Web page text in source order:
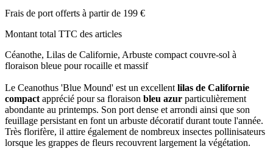
Frais de port offerts à partir de 199 €
Montant total TTC des articles
Céanothe, Lilas de Californie, Arbuste compact couvre-sol à
floraison bleue pour rocaille et massif
Le Ceanothus 'Blue Mound' est un excellent lilas de Californie
compact apprécié pour sa floraison bleu azur particulièrement
abondante au printemps. Son port dense et arrondi ainsi que son
feuillage persistant en font un arbuste décoratif durant toute l'année.
Très florifère, il attire également de nombreux insectes pollinisateurs
lorsque les grappes de fleurs recouvrent largement la végétation.